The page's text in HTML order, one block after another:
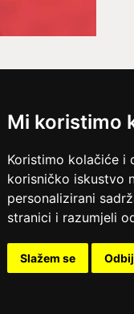
Mi koristimo
Koristimo kolačiće i
korisničko iskustvo
personalizirani
stranici i razumjeli
Slažem se
osobe starije od +18